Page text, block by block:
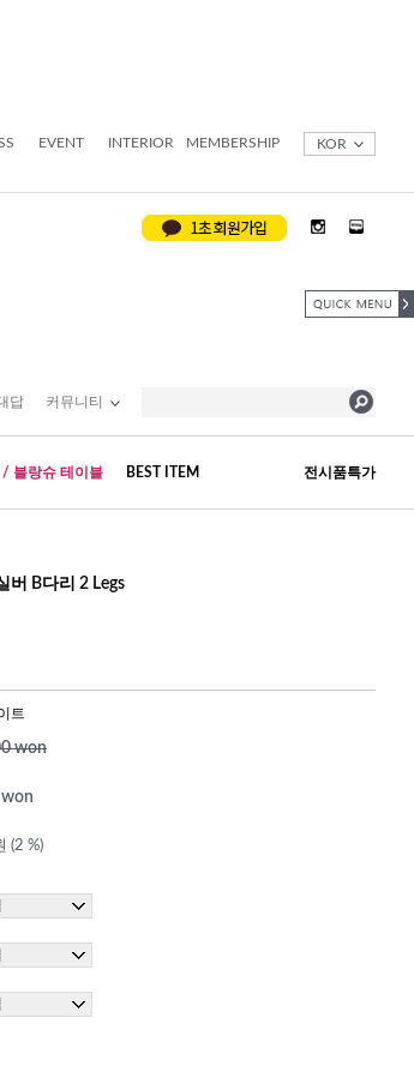
EVENT INTERIOR MEMBERSHIP KOR
답 커뮤니티
/ 블랑슈 테이블 BEST ITEM 전시품특가
버 B다리 2 Legs
트
won
(2 %)